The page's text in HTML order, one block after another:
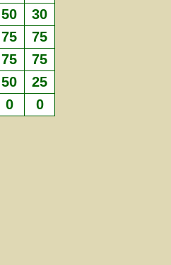
50 30
75 75
75 75
50 25
0 0